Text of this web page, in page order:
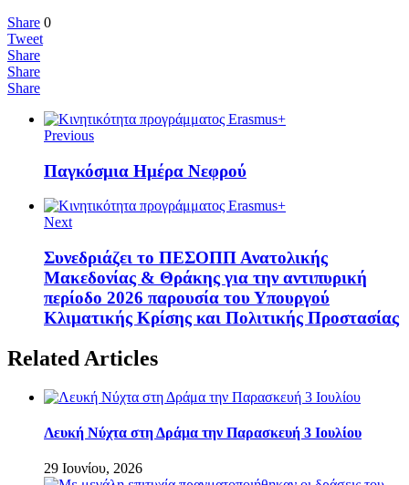
Share 0
Tweet
Share
Share
Share
Previous
Παγκόσμια Ημέρα Νεφρού
Next
Συνεδριάζει το ΠΕΣΟΠΠ Ανατολικής
Μακεδονίας & Θράκης για την αντιπυρική
περίοδο 2026 παρουσία του Υπουργού
Κλιματικής Κρίσης και Πολιτικής Προστασίας
Related Articles
Λευκή Νύχτα στη Δράμα την Παρασκευή 3 Ιουλίου
29 Ιουνίου, 2026